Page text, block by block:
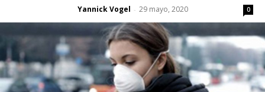
Yannick Vogel - 29 mayo, 2020 0